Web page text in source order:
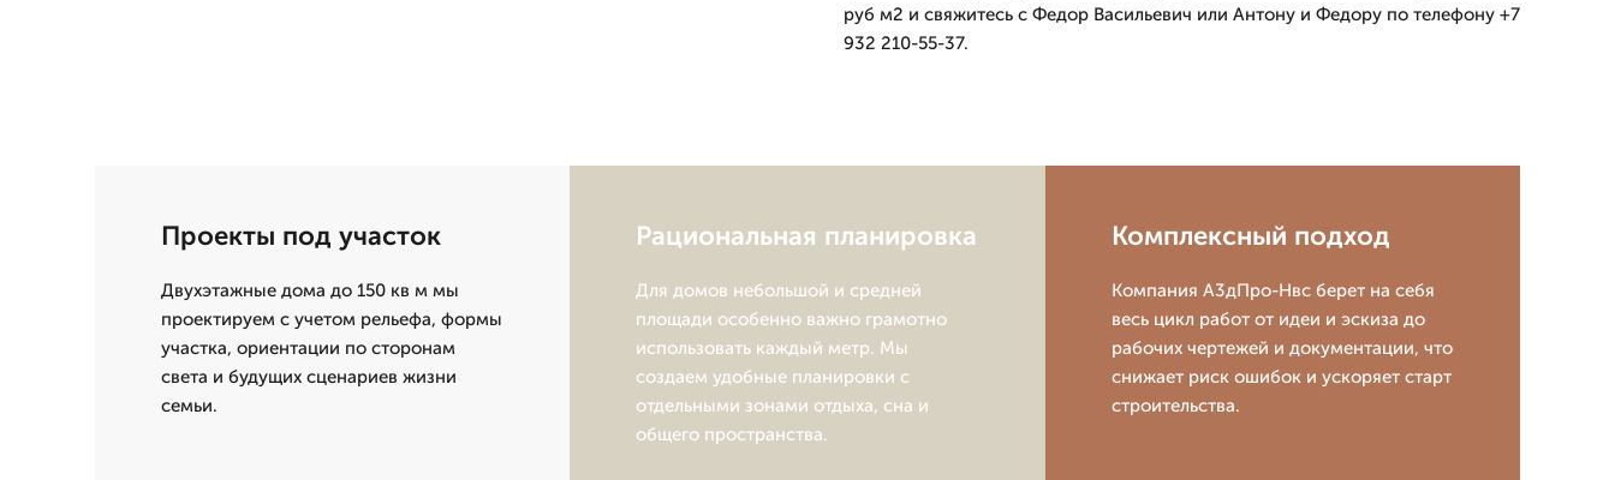
руб м2 и свяжитесь с Федор Васильевич или Антону и Федору по телефону +7
932 210-55-37.
Проекты под участок
Двухэтажные дома до 150 кв м мы
проектируем с учетом рельефа, формы
участка, ориентации по сторонам
света и будущих сценариев жизни
семьи.
Рациональная планировка
Для домов небольшой и средней
площади особенно важно грамотно
использовать каждый метр. Мы
создаем удобные планировки с
отдельными зонами отдыха, сна и
общего пространства.
Комплексный подход
Компания А3дПро-Нвс берет на себя
весь цикл работ от идеи и эскиза до
рабочих чертежей и документации, что
снижает риск ошибок и ускоряет старт
строительства.